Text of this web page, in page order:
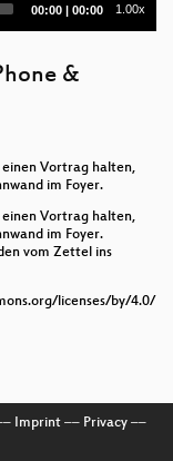
für die
der EFA JSON
- Neues vom
Routing
zum Digitalen
Current
00:00 | Total
00:00 1.00x
&
Vortrag halten,
im Foyer.
Vortrag halten,
im Foyer.
vom Zettel ins
licenses/by/4.0/
Imprint–– Privacy––